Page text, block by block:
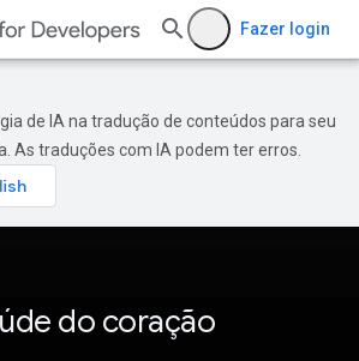
Fazer login
de IA na tradução de conteúdos para seu
As traduções com IA podem ter erros.
do coração